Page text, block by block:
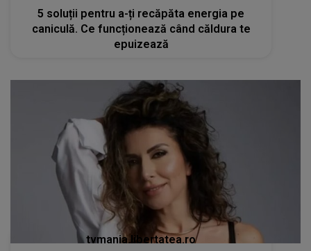
5 soluții pentru a-ți recăpăta energia pe
caniculă. Ce funcționează când căldura te
epuizează
tvmania.libertatea.ro